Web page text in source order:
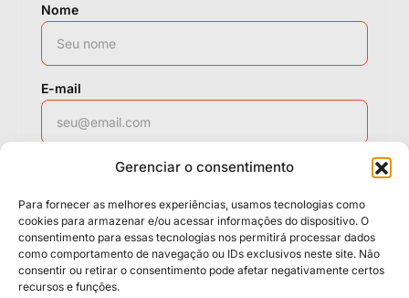
Gerenciar o consentimento
Para fornecer as melhores experiências, usamos tecnologias como
cookies para armazenar e/ou acessar informações do dispositivo. O
consentimento para essas tecnologias nos permitirá processar dados
como comportamento de navegação ou IDs exclusivos neste site. Não
consentir ou retirar o consentimento pode afetar negativamente certos
recursos e funções.
Nome
E-mail
Solicitar contato